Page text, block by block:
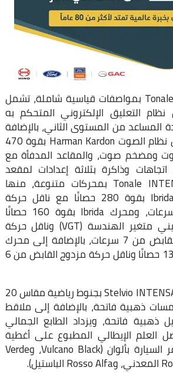
تم تجهيز Tonale INTENSA بمواصفات قياسية شاملة، تشمل
التعليق الإلكتروني المتحكم به
المساعد من المستوى الثاني، بالإضافة
إلى ميزات فاخرة مثل نظام الصوت Harman Kardon بقوة 470
مكبر صوت ومضخم صوت، والمقاعد المدفأة مع
ضبط كهربائي بـ 8 اتجاهات وذاكرة بثلاثة إعدادات لمقعد
السائق، وتتوفر Tonale INTENSA بمحركات متنوعة، منها
محرك Ibrida Plug-In Q4 بقوة 280 حصانًا مع ناقل حركة
أوتوماتيكي من 6 سرعات، ومحرك Ibrida بقوة 160 حصانًا
بتقنية الشاحن التوربيني متغير الهندسة (VGT) وناقل حركة
أوتوماتيكي مزدوج القابض من 7 سرعات، بالإضافة إلى محرك
Turbo Diesel بقوة 130 حصانًا وناقل حركة مزدوج القابض من 6
ومن جانب آخر، تتميز Stelvio INTENSA بجنوط رياضية مقاس 20
ذهبية فاتحة، بالإضافة إلى ملاقط
ذهبية فاتحة، ويزداد الطابع الجمالي
العلم الإيطالي المطبوع على أغطية
المرايا الجانبية، وتتوفر السيارة بألوان (Vulcano Black، وVerde